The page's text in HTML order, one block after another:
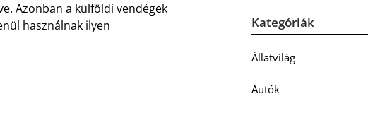
Azonban a külföldi vendégek
használnak ilyen
Kategóriák
Állatvilág
Autók